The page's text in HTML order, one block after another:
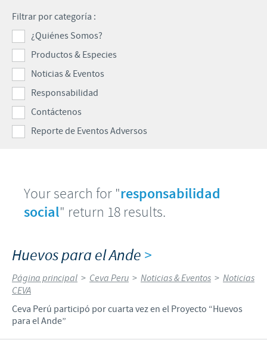
Contribuciones
Enfoque sobre la responsabilidad
Alianzas Científicas y Comerciales
Formulario de Contacto
REPORTE DE EVENTOS ADVERSOS
Farmacovigilancia
Filtrar por categoría :
¿Quiénes Somos?
Productos & Especies
Noticias & Eventos
Responsabilidad
Contáctenos
Reporte de Eventos Adversos
Your search for "responsabilidad
social" return 18 results.
Huevos para el Ande >
Página principal > Ceva Peru > Noticias & Eventos > Noticias
CEVA
Ceva Perú participó por cuarta vez en el Proyecto “Huevos
para el Ande”